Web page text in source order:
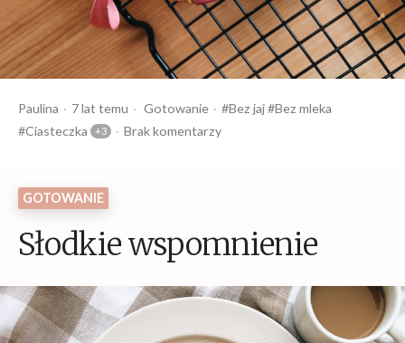
Opublikowany
przez
Paulina 7 lat temu
Opublikowany
w
Gotowanie Tagi:
Bez jaj
Bez mleka
Ciasteczka
Brak komentarzy
GOTOWANIE
Słodkie wspomnienie